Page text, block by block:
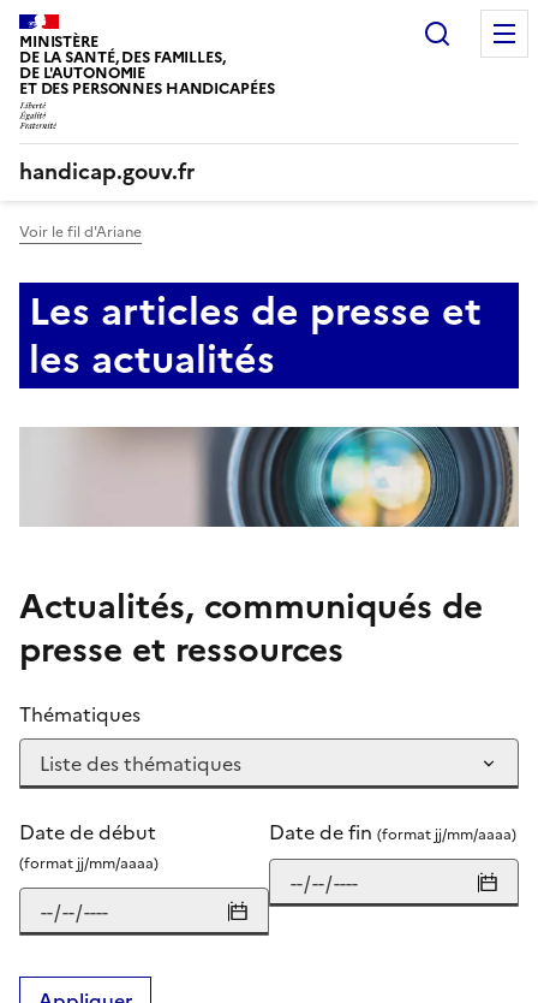
Panneau de gestion des cookies
MINISTÈRE
DE LA SANTÉ, DES FAMILLES,
DE L'AUTONOMIE
ET DES PERSONNES HANDICAPÉES
handicap.gouv.fr
Voir le fil d'Ariane
Les articles de presse et
les actualités
Actualités, communiqués de
presse et ressources
Thématiques
Date de début
(format jj/mm/aaaa)
Date de fin (format jj/mm/aaaa)